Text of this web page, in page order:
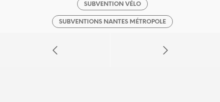
SUBVENTION VÉLO
SUBVENTIONS NANTES MÉTROPOLE